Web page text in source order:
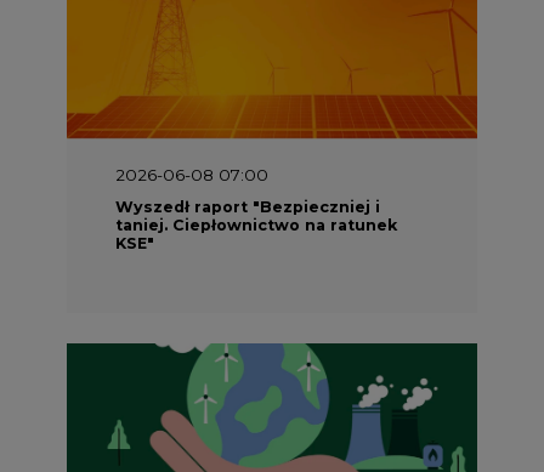
2026-06-08 07:00
Wyszedł raport "Bezpieczniej i
taniej. Ciepłownictwo na ratunek
KSE"